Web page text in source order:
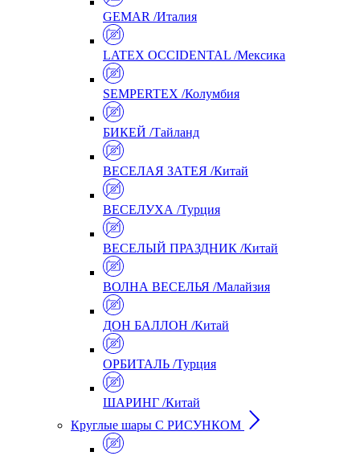
GEMAR /Италия
LATEX OCCIDENTAL /Мексика
SEMPERTEX /Колумбия
БИКЕЙ /Тайланд
ВЕСЕЛАЯ ЗАТЕЯ /Китай
ВЕСЕЛУХА /Турция
ВЕСЕЛЫЙ ПРАЗДНИК /Китай
ВОЛНА ВЕСЕЛЬЯ /Малайзия
ДОН БАЛЛОН /Китай
ОРБИТАЛЬ /Турция
ШАРИНГ /Китай
Круглые шары С РИСУНКОМ